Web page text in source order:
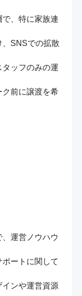
、特に家族連
、SNSでの拡散
ッフのみの運
ク前に譲渡を希
運営ノウハウ
ートに関して
インや運営資源